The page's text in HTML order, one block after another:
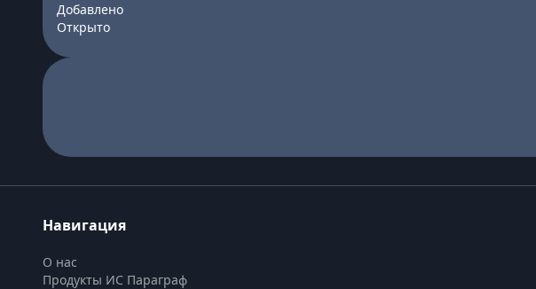
Добавлено
Открыто
Навигация
О нас
Продукты ИС Параграф